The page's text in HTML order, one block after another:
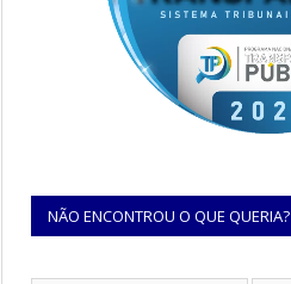
NÃO ENCONTROU O QUE QUERIA?